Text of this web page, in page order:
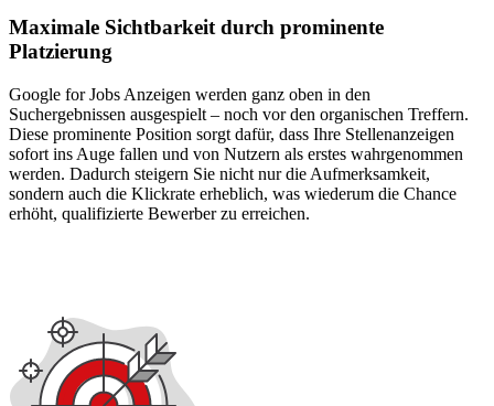
Maximale Sichtbarkeit durch prominente
Platzierung
Google for Jobs Anzeigen werden ganz oben in den
Suchergebnissen ausgespielt – noch vor den organischen Treffern.
Diese prominente Position sorgt dafür, dass Ihre Stellenanzeigen
sofort ins Auge fallen und von Nutzern als erstes wahrgenommen
werden. Dadurch steigern Sie nicht nur die Aufmerksamkeit,
sondern auch die Klickrate erheblich, was wiederum die Chance
erhöht, qualifizierte Bewerber zu erreichen.